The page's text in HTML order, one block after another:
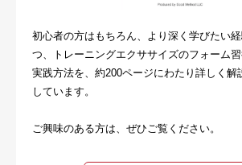
初心者の方はもちろん、より深く学びたい
つ、トレーニングエクササイズのフォーム
実践方法を、約200ページにわたり詳しく解
しています。
ご興味のある方は、ぜひご覧ください。